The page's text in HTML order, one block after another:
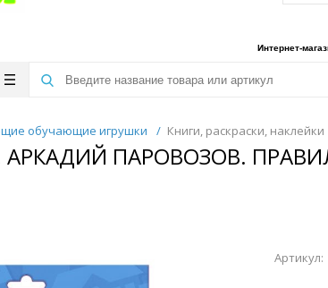
Интернет-
обучающие игрушки / Книги, раскраски, наклейки
АРКАДИЙ ПАРОВОЗОВ.
Артикул: